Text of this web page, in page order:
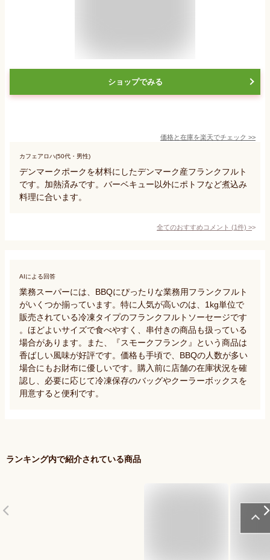
ショップでみる
価格と在庫を楽天でチェック >>
カフェアロハ(50代・男性)
デンマークポークを材料にしたデンマーク産フランクフルト
です。加熱済みです。バーベキュー以外にポトフなど煮込み
料理に合います。
全てのおすすめコメント (1件) >
AIによる回答
業務スーパーには、BBQにぴったりな業務用フランクフルト
がいくつか揃っています。特に人気が高いのは、1kg単位で
販売されている冷凍タイプのフランクフルトソーセージです
。ほどよいサイズで食べやすく、串付きの商品も扱っている
場合があります。また、『スモークフランク』という商品は
香ばしい風味が好評です。価格も手頃で、BBQの人数が多い
場合にもお財布に優しいです。購入前に店舗の在庫状況を確
認し、必要に応じて冷凍保存のバッグやクーラーボックスを
用意すると便利です。
ランキング内で紹介されている商品